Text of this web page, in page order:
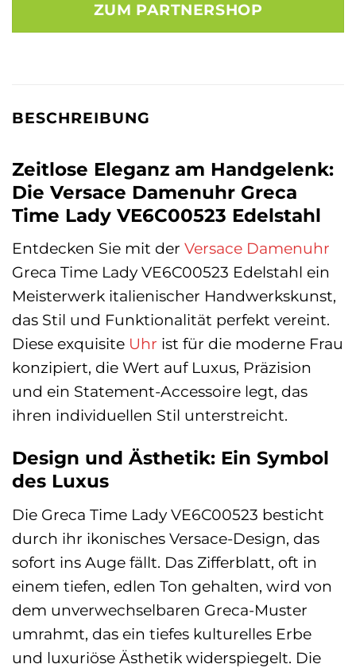
ZUM PARTNERSHOP
BESCHREIBUNG
Zeitlose Eleganz am Handgelenk:
Die Versace Damenuhr Greca
Time Lady VE6C00523 Edelstahl
Entdecken Sie mit der Versace Damenuhr
Greca Time Lady VE6C00523 Edelstahl ein
Meisterwerk italienischer Handwerkskunst,
das Stil und Funktionalität perfekt vereint.
Diese exquisite Uhr ist für die moderne Frau
konzipiert, die Wert auf Luxus, Präzision
und ein Statement-Accessoire legt, das
ihren individuellen Stil unterstreicht.
Design und Ästhetik: Ein Symbol
des Luxus
Die Greca Time Lady VE6C00523 besticht
durch ihr ikonisches Versace-Design, das
sofort ins Auge fällt. Das Zifferblatt, oft in
einem tiefen, edlen Ton gehalten, wird von
dem unverwechselbaren Greca-Muster
umrahmt, das ein tiefes kulturelles Erbe
und luxuriöse Ästhetik widerspiegelt. Die